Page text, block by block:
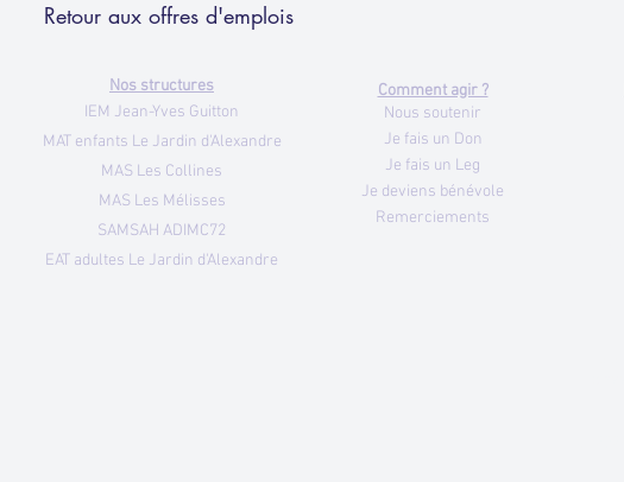
Retour aux offres d'emplois
Nos structures
IEM Jean-Yves Guitton
MAT enfants Le Jardin d'Alexandre
MAS Les Collines
MAS Les Mélisses
SAMSAH ADIMC72
EAT adultes Le Jardin d'Alexandre
Comment agir ?
Nous soutenir
Je fais un Don
Je fais un Leg
Je deviens bénévole
Remerciements